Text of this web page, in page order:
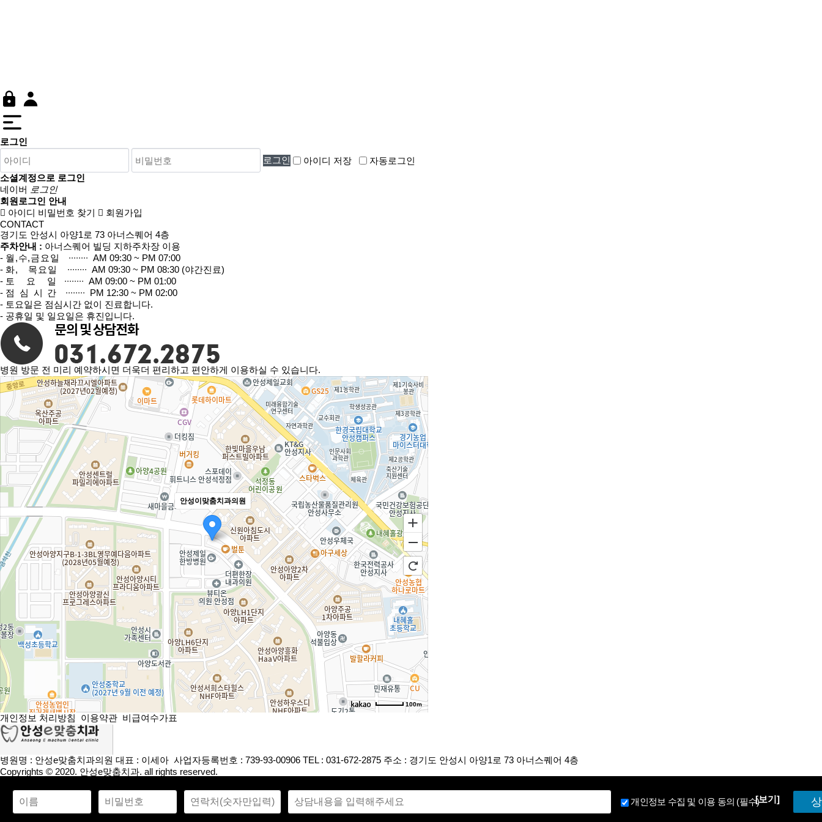
로그인
아이디 저장
자동로그인
소셜계정으로 로그인
네이버 로그인
회원로그인 안내
아이디 비밀번호 찾기
회원가입
CONTACT
경기도 안성시 아양1로 73 아너스퀘어 4층
주차안내 : 아너스퀘어 빌딩 지하주차장 이용
- 월,수,금요일
∙∙∙∙∙∙∙∙ AM 09:30 ~ PM 07:00
- 화, 목요일
∙∙∙∙∙∙∙∙ AM 09:30 ~ PM 08:30 (야간진료)
- 토 요 일
∙∙∙∙∙∙∙∙ AM 09:00 ~ PM 01:00
- 점심시간
∙∙∙∙∙∙∙∙ PM 12:30 ~ PM 02:00
- 토요일은 점심시간 없이 진료합니다.
- 공휴일 및 일요일은 휴진입니다.
병원 방문 전 미리 예약하시면 더욱더 편리하고 편안하게 이용하실 수 있습니다.
안성이맞춤치과의원
100m
개인정보 처리방침 이용약관 비급여수가표
병원명 : 안성e맞춤치과의원 대표 : 이세아 사업자등록번호 : 739-93-00906 TEL : 031-672-2875 주소 : 경기도 안성시 아양1로 73 아너스퀘어 4층
Copyrights © 2020. 안성e맞춤치과. all rights reserved.
개인정보 수집 및 이용 동의 (필수)[보기]